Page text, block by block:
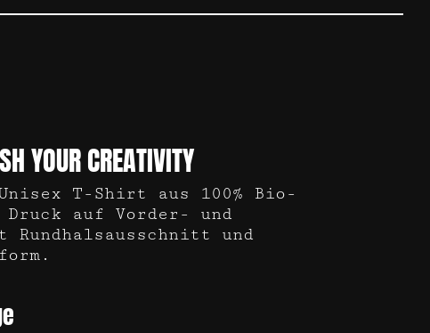
YOUR CREATIVITY
T-Shirt aus 100% Bio-
Druck auf Vorder- und
Rundhalsausschnitt und